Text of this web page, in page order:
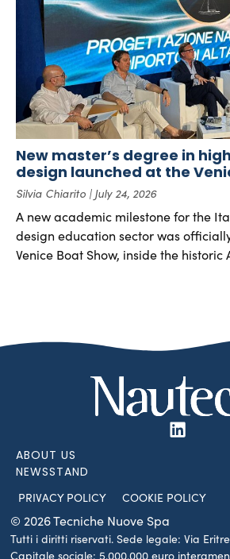
New master’s degree in
design launched at the
Silvia Chiarito July 24, 2026
A new academic milestone for the
design education sector was
Venice Boat Show, inside the historic
ABOUT US
NEWSSTAND
© 2026 Tecniche Nuove Spa
PRIVACY POLICY COOKIE POLICY
Tutti i diritti riservati. Sede legale: Via
Capitale sociale: 5.000.000 euro